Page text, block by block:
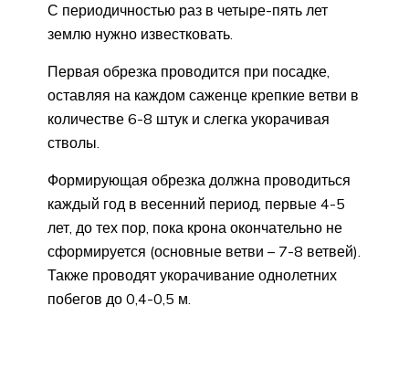
С периодичностью раз в четыре-пять лет
землю нужно известковать.
Первая обрезка проводится при посадке,
оставляя на каждом саженце крепкие ветви в
количестве 6-8 штук и слегка укорачивая
стволы.
Формирующая обрезка должна проводиться
каждый год в весенний период, первые 4-5
лет, до тех пор, пока крона окончательно не
сформируется (основные ветви – 7-8 ветвей).
Также проводят укорачивание однолетних
побегов до 0,4-0,5 м.